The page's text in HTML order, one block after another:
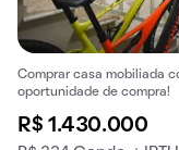
Comprar casa mobiliada
oportunidade de compra!
R$ 1.430.000